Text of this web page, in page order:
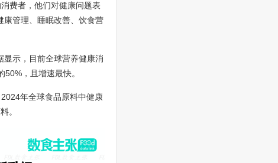
费者，他们对健康问题表
康管理、睡眠改善、饮食营
示，目前全球营养健康消
，且增速最快。
年全球食品原料中健康
。